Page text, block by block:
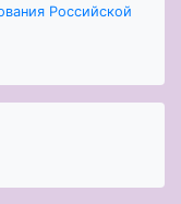
Российской